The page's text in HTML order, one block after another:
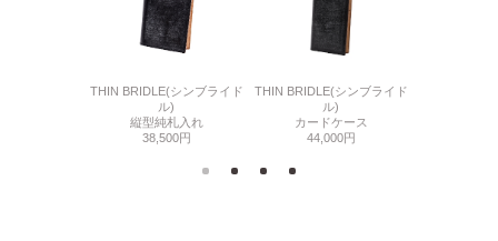
THIN BRIDLE(シンブライド
ル)
縦型純札入れ
38,500円
THIN BRIDLE(シンブライド
ル)
カードケース
44,000円